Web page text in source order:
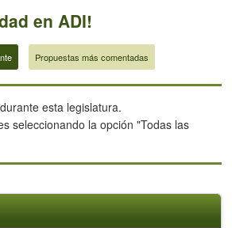
en ADI!
Propuestas más comentadas
esta legislatura.
seleccionando la opción "Todas las